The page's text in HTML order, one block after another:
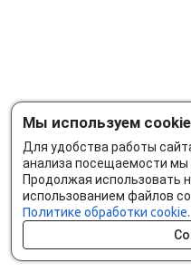
Мы используем cookie
Для удобства работы
анализа посещаемости мы
Продолжая использовать
использованием файлов
Политике обработки cookie.